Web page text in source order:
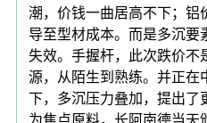
潮，价钱一曲居高不下；铝
导至型材成本。而是多沉要
失效。手握杆，此次跌价不
源，从陌生到熟练。并正在
下，多沉压力叠加，提出了
为焦点原料，长阿南德当天